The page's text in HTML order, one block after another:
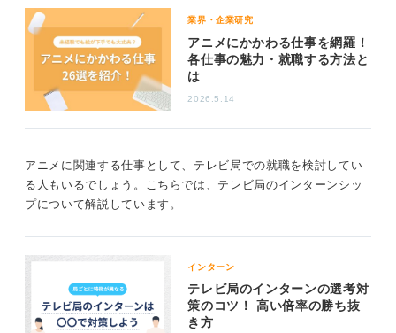
どの職種でも知識は大切！ 取得しやすい資格から挑
戦してみよう
ただし、どの職種であっても、作品への深い理解や情熱
は求められるでしょう。
ると業務の幅が広がります。
具体的には、CGクリエイター検定 、 画像処理エンジニア
検定 、色彩検定などの資格は、美術系以外の学生でも取
業界・企業研究
アニメにかかわる仕事を網羅！
各仕事の魅力・就職する方法と
は
2026.5.14
アニメに関連する仕事として、テレビ局での就職を検討してい
る人もいるでしょう。こちらでは、テレビ局のインターンシッ
プについて解説しています。
インターン
テレビ局のインターンの選考対
策のコツ！ 高い倍率の勝ち抜
き方